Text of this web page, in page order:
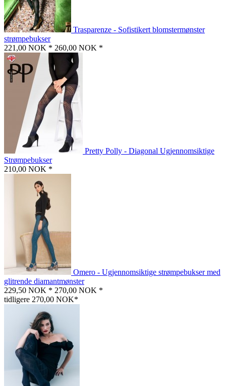
Trasparenze - Sofistikert blomstermønster
strømpebukser
221,00 NOK * 260,00 NOK *
Pretty Polly - Diagonal Ugjennomsiktige
Strømpebukser
210,00 NOK *
Omero - Ugjennomsiktige strømpebukser med
glitrende diamantmønster
229,50 NOK * 270,00 NOK *
tidligere 270,00 NOK*